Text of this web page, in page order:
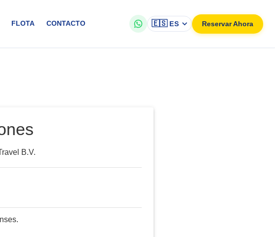
FLOTA CONTACTO 🇪🇸 ES Reservar Ahora
B.V.